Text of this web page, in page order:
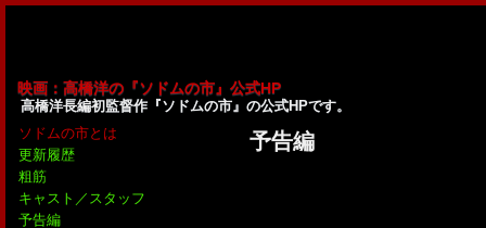
映画：高橋洋の『ソドムの市』公式HP
高橋洋長編初監督作『ソドムの市』の公式HPです。
予告編
ソドムの市とは
更新履歴
粗筋
キャスト／スタッフ
予告編